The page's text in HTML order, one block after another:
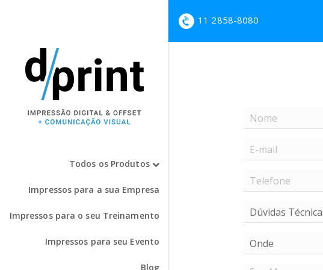
Todos os Produtos
Impressos para a sua Empresa
Impressos para o seu Treinamento
Impressos para seu Evento
Blog
11 2858-8080